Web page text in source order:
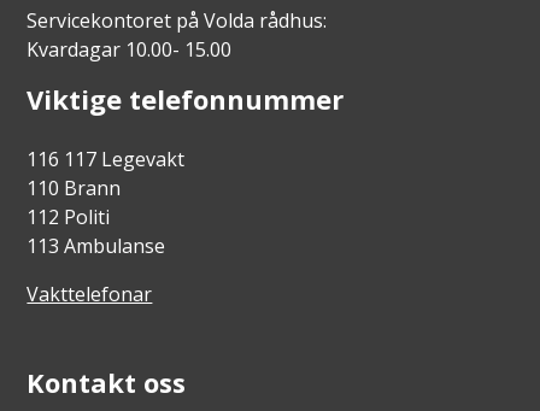
Servicekontoret på Volda rådhus:
Kvardagar 10.00- 15.00
Viktige telefonnummer
116 117 Legevakt
110 Brann
112 Politi
113 Ambulanse
Vakttelefonar
Kontakt oss